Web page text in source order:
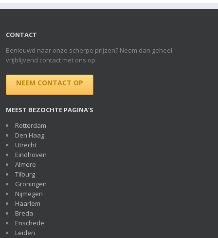
CONTACT
Benieuwd naar onze scherpe prijzen? Neem dan geheel
vrijblijvend contact met ons op.
NEEM CONTACT OP
MEEST BEZOCHTE PAGINA’S
Rotterdam
Den Haag
Utrecht
Eindhoven
Almere
Tilburg
Groningen
Nijmegen
Haarlem
Breda
Enschede
Leiden